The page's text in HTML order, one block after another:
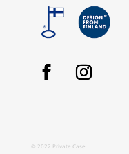
© 2022 Private Case